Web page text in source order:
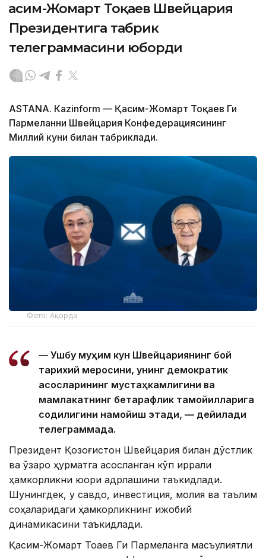
Қасим-Жомарт Тоқаев Швейцария
Президентига табрик
телеграммасини юборди
ASTANА. Кazinform — Қасим-Жомарт Тоқаев Ги
Пармеланни Швейцария Конфедерациясининг
Миллий куни билан табриклади.
Фото: Ақорда
— Ушбу муҳим кун Швейцариянинг бой
тарихий меросини, унинг демократик
асосларининг мустаҳкамлигини ва
мамлакатнинг бетарафлик тамойилларига
содиқлигини намойиш этади, — дейилади
телеграммада.
Президент Қозоғистон Швейцария билан дўстлик
ва ўзаро ҳурматга асосланган кўп қиррали
ҳамкорликни юқори қадрлашини таъкидлади.
Шунингдек, у савдо, инвестиция, молия ва таълим
соҳаларидаги ҳамкорликнинг ижобий
динамикасини таъкидлади.
Қасим-Жомарт Тоқаев Ги Пармеланга масъулиятли